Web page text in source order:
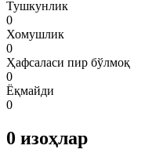
Тушкунлик
0
Хомушлик
0
Ҳафсаласи пир бўлмоқ
0
Ёқмайди
0
0 изоҳлар